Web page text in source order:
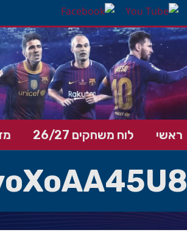
ראשי לוח משחקים 26/27